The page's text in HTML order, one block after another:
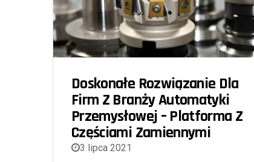
Doskonałe Rozwiązanie Dla
Firm Z Branży Automatyki
Przemysłowej – Platforma Z
Częściami Zamiennymi
3 lipca 2021